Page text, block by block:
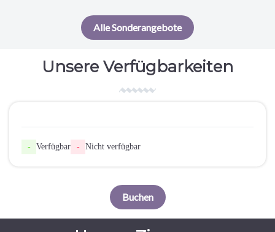
Alle Sonderangebote
Unsere Verfügbarkeiten
- Verfügbar - Nicht verfügbar
Buchen